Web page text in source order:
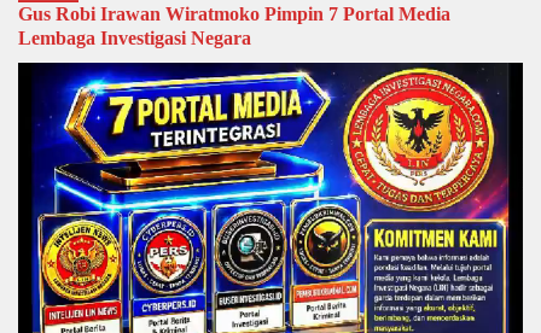
Gus Robi Irawan Wiratmoko Pimpin 7 Portal Media
Lembaga Investigasi Negara
Video
Player